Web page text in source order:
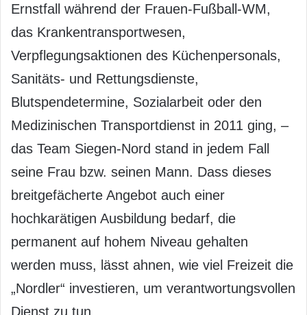
Ernstfall während der Frauen-Fußball-WM,
das Krankentransportwesen,
Verpflegungsaktionen des Küchenpersonals,
Sanitäts- und Rettungsdienste,
Blutspendetermine, Sozialarbeit oder den
Medizinischen Transportdienst in 2011 ging, –
das Team Siegen-Nord stand in jedem Fall
seine Frau bzw. seinen Mann. Dass dieses
breitgefächerte Angebot auch einer
hochkarätigen Ausbildung bedarf, die
permanent auf hohem Niveau gehalten
werden muss, lässt ahnen, wie viel Freizeit die
„Nordler“ investieren, um verantwortungsvollen
Dienst zu tun.